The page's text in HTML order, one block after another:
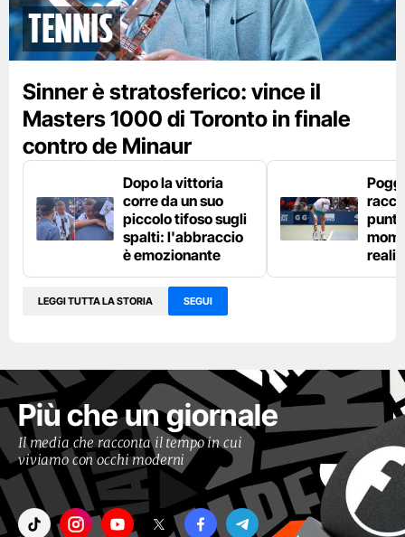
Tennis
Sinner è stratosferico: vince il
Masters 1000 di Toronto in finale
contro de Minaur
Dopo la vittoria
corre da un suo
piccolo tifoso sugli
spalti: l'abbraccio
è emozionante
LEGGI TUTTA LA STORIA SEGUI
Più che un giornale
Il media che racconta il tempo in cui
viviamo con occhi moderni